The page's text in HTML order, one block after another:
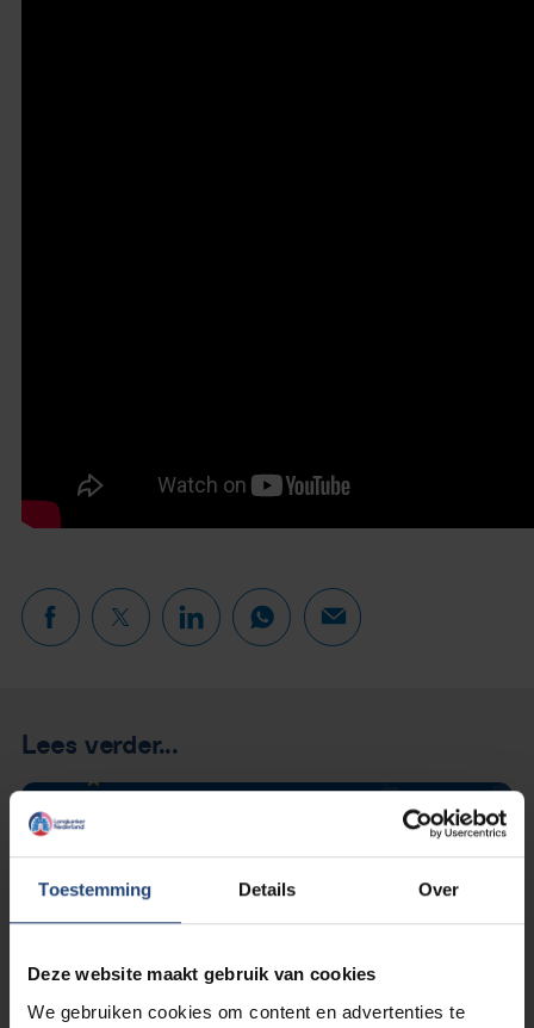
Toestemming Details Over
Deze website maakt gebruik van cookies
We gebruiken cookies om content en advertenties te
Lees verder...